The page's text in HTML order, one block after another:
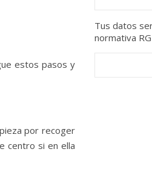
estos pasos y
por recoger
centro si en ella
Tus datos
normativa